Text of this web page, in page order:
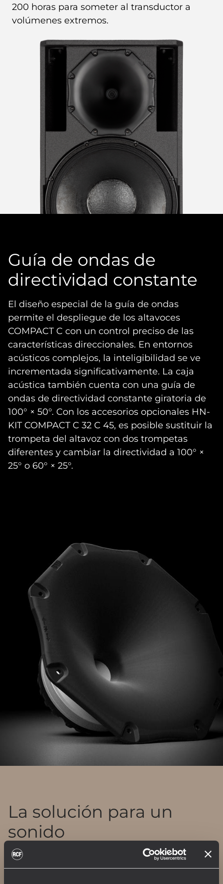
200 horas para someter al transductor a
volúmenes extremos.
Guía de ondas de
directividad constante
El diseño especial de la guía de ondas
permite el despliegue de los altavoces
COMPACT C con un control preciso de las
características direccionales. En entornos
acústicos complejos, la inteligibilidad se ve
incrementada significativamente. La caja
acústica también cuenta con una guía de
ondas de directividad constante giratoria de
100° × 50°. Con los accesorios opcionales HN-
KIT COMPACT C 32 C 45, es posible sustituir la
trompeta del altavoz con dos trompetas
diferentes y cambiar la directividad a 100° ×
25° o 60° × 25°.
La solución para un
sonido
sorprendentemente
potente